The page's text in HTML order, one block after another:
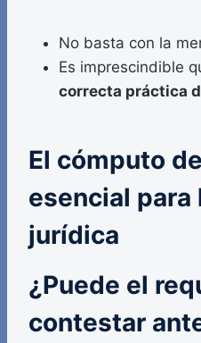
No basta con la
Es imprescindible
correcta práctica
El cómputo
esencial para
jurídica
¿Puede el
contestar